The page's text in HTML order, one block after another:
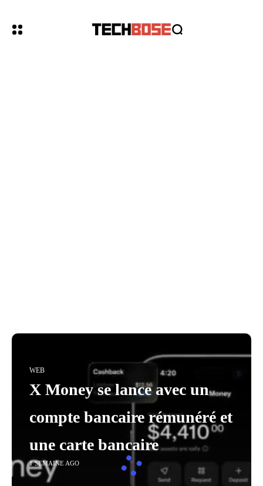
WEB
X Money se lance avec un
compte bancaire rémunéré et
une carte bancaire
1 SEMAINE AGO